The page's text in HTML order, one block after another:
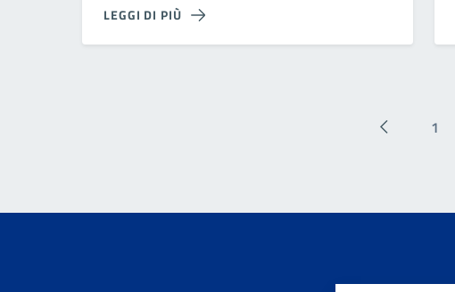
LEGGI DI PIÙ
1